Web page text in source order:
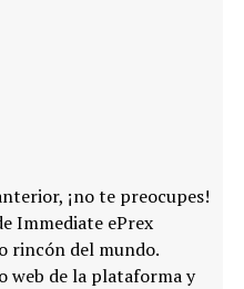
¡no te preocupes!
Immediate ePrex
rincón del mundo.
web de la plataforma y